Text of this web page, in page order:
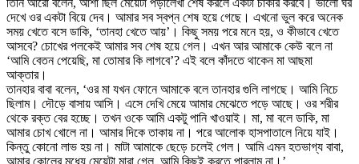
দেখে ওর একটা বিয়ে দেব। আমার সব স্বপ্ন শেষ হয়ে গেছে। এখনো ভুল করে অনেক
সময় খেতে বসে ডাকি, ‘তানহা খেতে আয়’। কিছু সময় পরে মনে হয়, ও কীভাবে খেতে
আসবে? চোখের পলকেই আমার সব শেষ হয়ে গেল। এখন আর আমাকে কেউ বলে না
‘আমি বেতন পেয়েছি, মা তোমার কি লাগবে’? এই বলে কাঁদতে থাকেন মা আছমা
আক্তার।
তানহার বাবা বলেন, ‘ওর মা যখন ফোনে আমাকে বলে তানহার গুলি লাগছে। আমি নিচে
ছিলাম। দৌড়ে বাসায় আসি। এসে দেখি মেয়ে আমার মেঝেতে পড়ে আছে। ওর শরীর
থেকে রক্ত বের হচ্ছে। তখন ওকে আমি একটু পানি খাওয়াই। মা, মা বলে ডাকি, মা
আমার চোখ খোলে না। আমার দিকে তাকায় না। পরে আলোক হাসপাতালে নিয়ে যাই।
কিন্তু কোনো লাভ হয় না। মাটা আমাকে ছেড়ে চলেই গেল। আমি এমন হতভাগ্য বাবা,
আমার কোলের মধ্যে মেয়েটা মারা গেল, আমি কিছুই করতে পারলাম না।’